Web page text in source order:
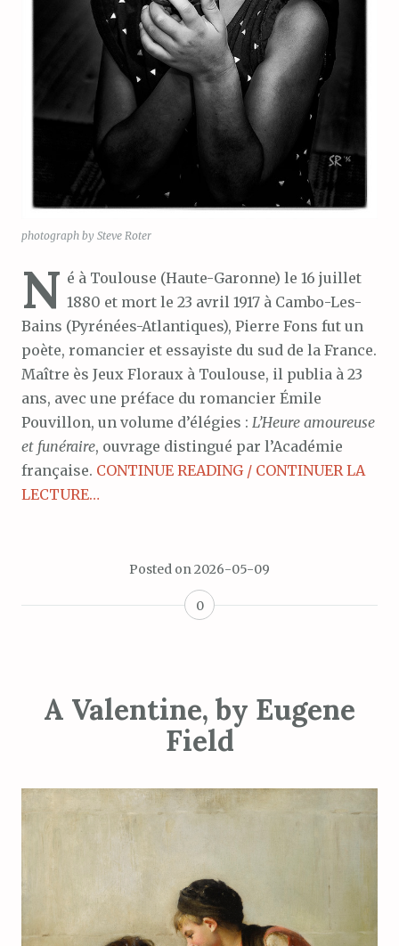
photograph by Steve Roter
N é à Toulouse (Haute-Garonne) le 16 juillet
1880 et mort le 23 avril 1917 à Cambo-Les-
Bains (Pyrénées-Atlantiques), Pierre Fons fut un
poète, romancier et essayiste du sud de la France.
Maître ès Jeux Floraux à Toulouse, il publia à 23
ans, avec une préface du romancier Émile
Pouvillon, un volume d’élégies : L’Heure amoureuse
et funéraire, ouvrage distingué par l’Académie
française. CONTINUE READING / CONTINUER LA
LECTURE…
Posted on2026-05-09
0
A Valentine, by Eugene
Field